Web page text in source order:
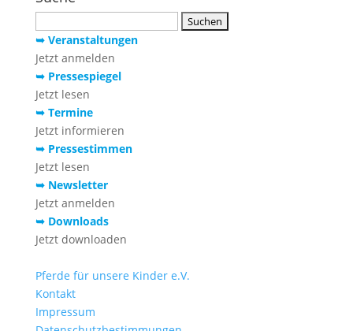
nach:
➥ Veranstaltungen
Jetzt anmelden
➥ Pressespiegel
Jetzt lesen
➥ Termine
Jetzt informieren
➥ Pressestimmen
Jetzt lesen
➥ Newsletter
Jetzt anmelden
➥ Downloads
Jetzt downloaden
Pferde für unsere Kinder e.V.
Kontakt
Impressum